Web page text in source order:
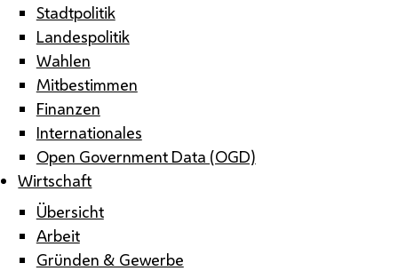
Stadtpolitik
Landespolitik
Wahlen
Mitbestimmen
Finanzen
Internationales
Open Government Data (OGD)
Wirtschaft
Übersicht
Arbeit
Gründen & Gewerbe